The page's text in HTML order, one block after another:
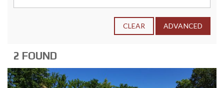
CLEAR ADVANCED
2 FOUND